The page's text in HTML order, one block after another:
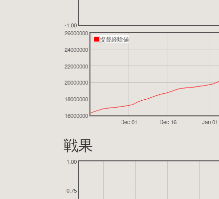
-1.00
Dec 01 Dec 16 Jan 01
16000000
18000000
20000000
22000000
24000000
26000000
提督経験値
戦果
0.75
1.00